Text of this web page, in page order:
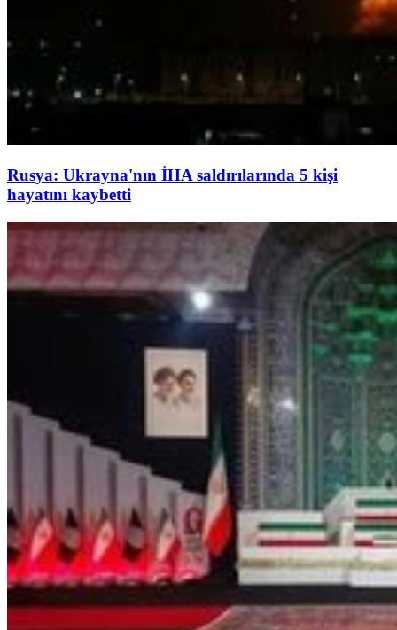
Rusya: Ukrayna'nın İHA saldırılarında 5 kişi
hayatını kaybetti